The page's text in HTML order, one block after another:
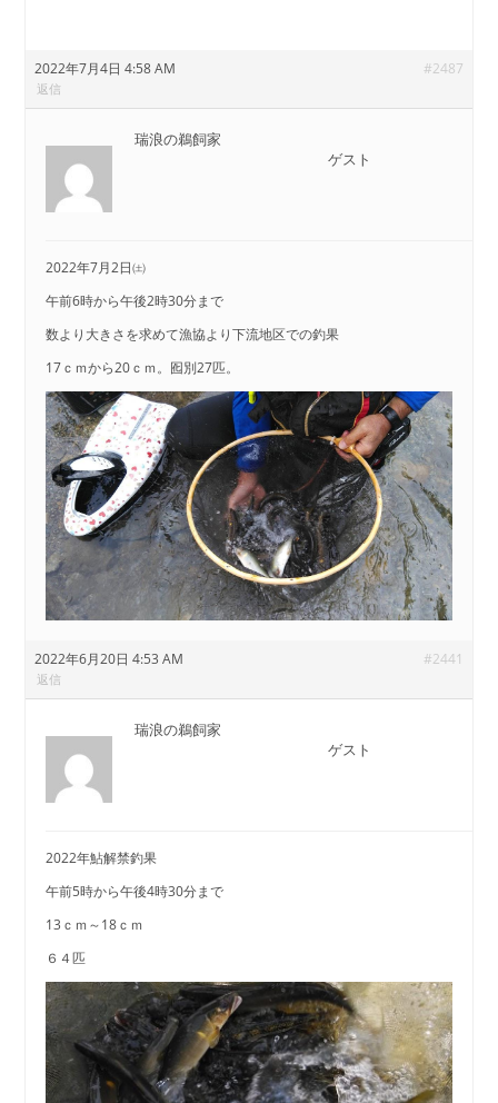
2022年7月4日 4:58 AM #2487
返信
瑞浪の鵜飼家
ゲスト
2022年7月2日㈯
午前6時から午後2時30分まで
数より大きさを求めて漁協より下流地区での釣果
17ｃｍから20ｃｍ。囮別27匹。
2022年6月20日 4:53 AM #2441
返信
瑞浪の鵜飼家
ゲスト
2022年鮎解禁釣果
午前5時から午後4時30分まで
13ｃｍ～18ｃｍ
６４匹